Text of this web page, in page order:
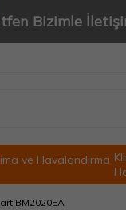
Bizimle
BM2020EA